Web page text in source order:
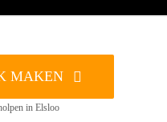
MAKEN
in Elsloo